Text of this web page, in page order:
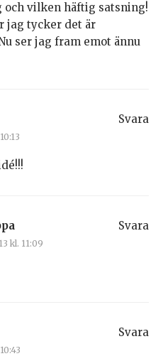
och vilken häftig satsning!
jag tycker det är
ser jag fram emot ännu
Svara
kl. 11:09
Svara
Svara